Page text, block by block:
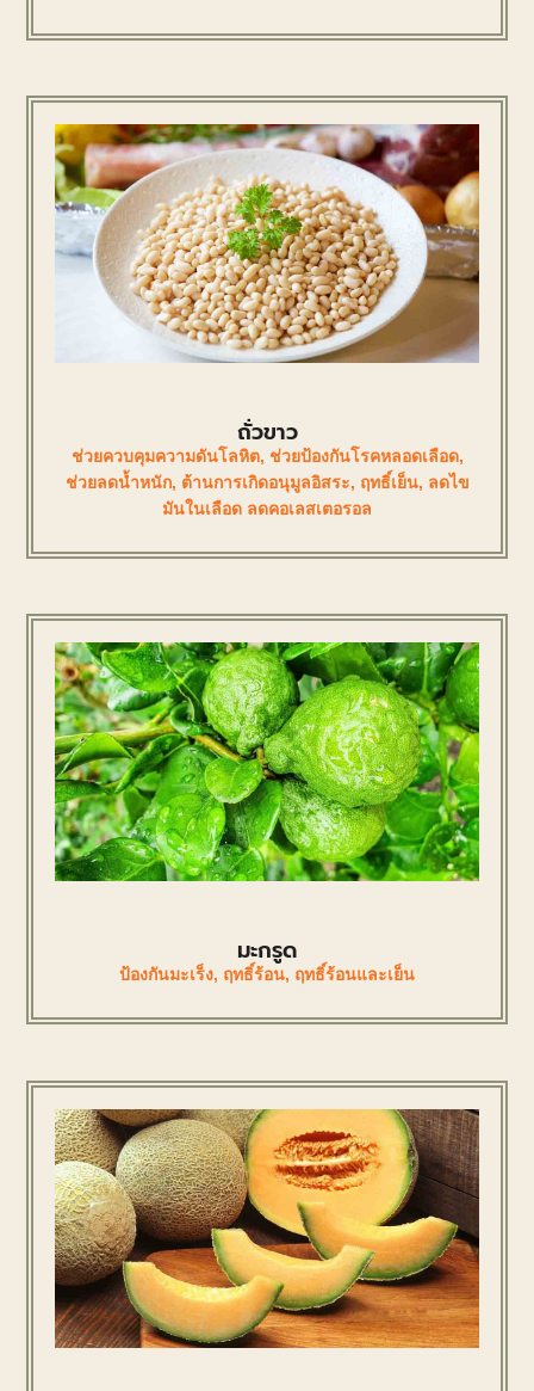
ถั่วขาว
ช่วยควบคุมความดันโลหิต, ช่วยป้องกันโรคหลอดเลือด,
ช่วยลดน้ำหนัก, ต้านการเกิดอนุมูลอิสระ, ฤทธิ์เย็น, ลดไข
มันในเลือด ลดคอเลสเตอรอล
มะกรูด
ป้องกันมะเร็ง, ฤทธิ์ร้อน, ฤทธิ์ร้อนและเย็น